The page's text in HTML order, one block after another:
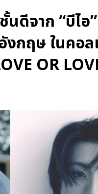
นดีจาก “บีไ
งกฤษ ในคอ
OR